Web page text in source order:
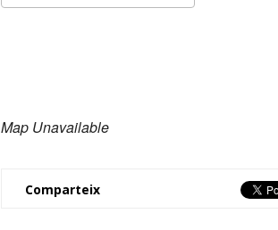
Map Unavailable
Comparteix